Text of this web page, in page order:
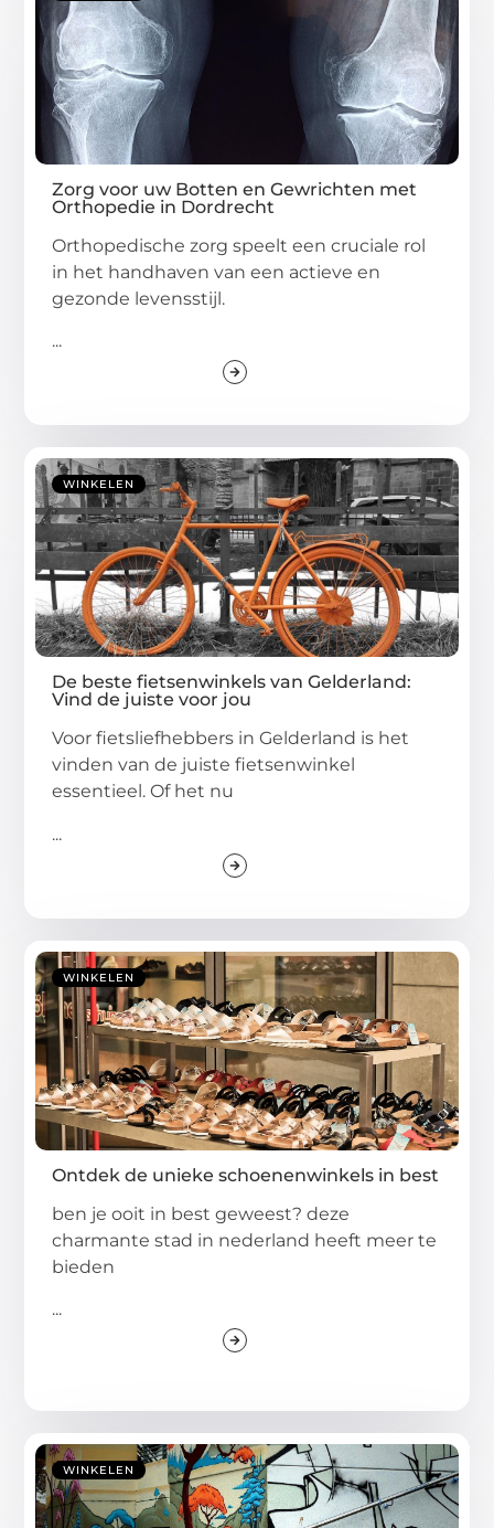
Zorg voor uw Botten en Gewrichten met
Orthopedie in Dordrecht
Orthopedische zorg speelt een cruciale rol
in het handhaven van een actieve en
gezonde levensstijl.
...
WINKELEN
De beste fietsenwinkels van Gelderland:
Vind de juiste voor jou
Voor fietsliefhebbers in Gelderland is het
vinden van de juiste fietsenwinkel
essentieel. Of het nu
...
WINKELEN
Ontdek de unieke schoenenwinkels in best
ben je ooit in best geweest? deze
charmante stad in nederland heeft meer te
bieden
...
WINKELEN